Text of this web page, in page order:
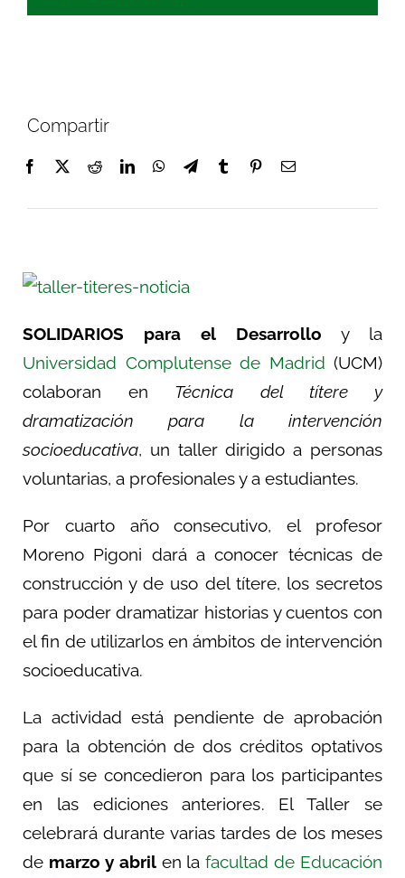
Compartir
SOLIDARIOS para el Desarrollo y la
Universidad Complutense de Madrid (UCM)
colaboran en Técnica del títere y
dramatización para la intervención
socioeducativa, un taller dirigido a personas
voluntarias, a profesionales y a estudiantes.
Por cuarto año consecutivo, el profesor
Moreno Pigoni dará a conocer técnicas de
construcción y de uso del títere, los secretos
para poder dramatizar historias y cuentos con
el fin de utilizarlos en ámbitos de intervención
socioeducativa.
La actividad está pendiente de aprobación
para la obtención de dos créditos optativos
que sí se concedieron para los participantes
en las ediciones anteriores. El Taller se
celebrará durante varias tardes de los meses
de marzo y abrilen lafacultad de Educación